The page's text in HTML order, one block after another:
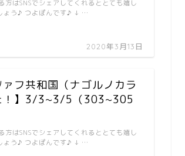
2020年3月13日
はSNSでシェアしてくれるととても嬉し
ょう♪ つよぽんです♪ ↓ …
ァフ共和国（ナゴルノカラ
！】3/3~3/5（303~305
はSNSでシェアしてくれるととても嬉し
ょう♪ つよぽんです♪ ↓ …